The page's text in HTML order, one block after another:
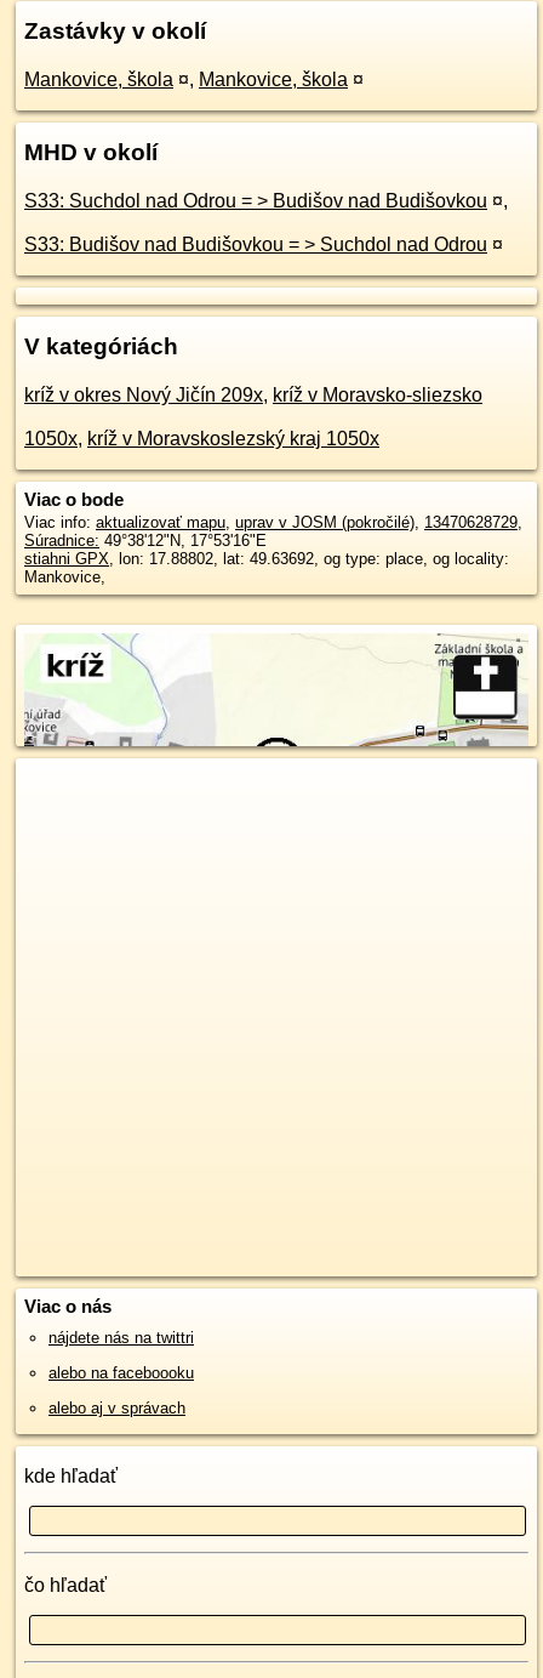
Zastávky v okolí
Mankovice, škola ¤, Mankovice, škola ¤
MHD v okolí
S33: Suchdol nad Odrou = > Budišov nad Budišovkou ¤,
S33: Budišov nad Budišovkou = > Suchdol nad Odrou ¤
V kategóriách
kríž v okres Nový Jičín 209x, kríž v Moravsko-sliezsko
1050x, kríž v Moravskoslezský kraj 1050x
Viac o bode
Viac info: aktualizovať mapu, uprav v JOSM (pokročilé), 13470628729,
Súradnice: 49°38'12"N, 17°53'16"E
stiahni GPX, lon: 17.88802, lat: 49.63692, og type: place, og locality:
Mankovice,
Viac o nás
nájdete nás na twittri
alebo na faceboooku
alebo aj v správach
kde hľadať
čo hľadať